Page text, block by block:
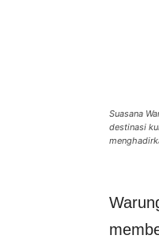
Suasana
destinasi